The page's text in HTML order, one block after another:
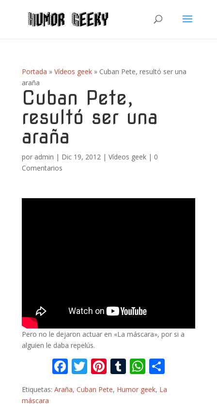
Portada » Vídeos geek» Cuban Pete, resultó ser una
araña
Cuban Pete,
resultó ser una
araña
por admin | Dic 19, 2012| Vídeos geek| 0
Comentarios
Pero no le dejaron actuar en «La máscara», por si a
alguien le daba repelús.
F
ac
e
T
w
itt
Pi
nt
er
T
m
W
h
at m
Etiquetas: Araña, Cuban Pete, Humor geek, La
máscara